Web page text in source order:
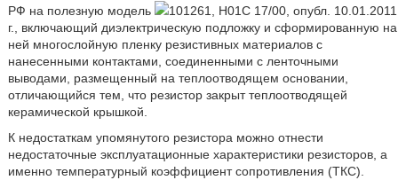
РФ на полезную модель
101261, H01C 17/00, опубл. 10.01.2011
г., включающий диэлектрическую подложку и сформированную на
ней многослойную пленку резистивных материалов с
нанесенными контактами, соединенными с ленточными
выводами, размещенный на теплоотводящем основании,
отличающийся тем, что резистор закрыт теплоотводящей
керамической крышкой.
К недостаткам упомянутого резистора можно отнести
недостаточные эксплуатационные характеристики резисторов, а
именно температурный коэффициент сопротивления (ТКС).